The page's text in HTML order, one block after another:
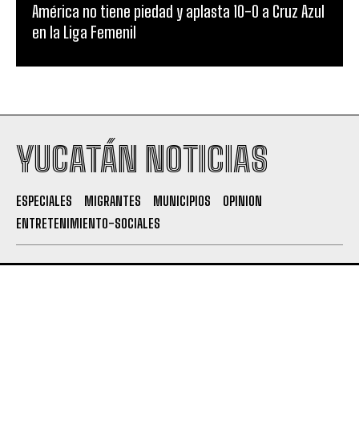
América no tiene piedad y aplasta 10-0 a Cruz Azul
en la Liga Femenil
YUCATÁN NOTICIAS
ESPECIALES MIGRANTES MUNICIPIOS
OPINION
ENTRETENIMIENTO-SOCIALES